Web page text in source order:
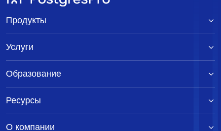
Продукты
Услуги
Образование
Ресурсы
О компании